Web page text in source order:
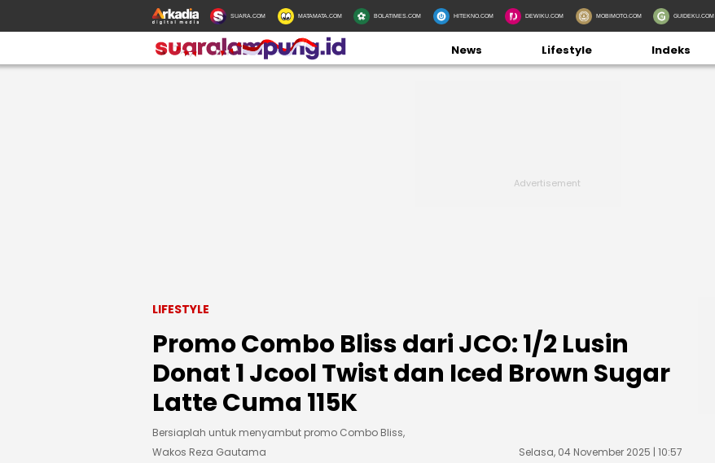
SUARA.COM MATAMATA.COM BOLATIMES.COM HITEKNO.COM DEWIKU.COM MOBIMOTO.COM GUIDEKU.COM
News Lifestyle Indeks
LIFESTYLE
Promo Combo Bliss dari JCO: 1/2 Lusin
Donat 1 Jcool Twist dan Iced Brown Sugar
Latte Cuma 115K
Bersiaplah untuk menyambut promo Combo Bliss,
Wakos Reza Gautama
Selasa, 04 November 2025 | 10:57